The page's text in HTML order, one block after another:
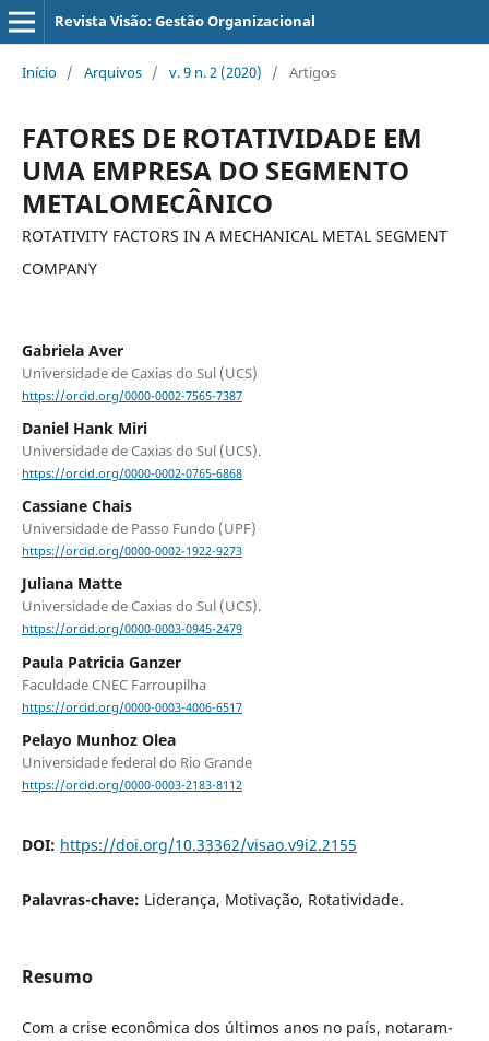
Revista Visão: Gestão Organizacional
Início / Arquivos / v. 9 n. 2 (2020) / Artigos
FATORES DE ROTATIVIDADE EM
UMA EMPRESA DO SEGMENTO
METALOMECÂNICO
ROTATIVITY FACTORS IN A MECHANICAL METAL SEGMENT
COMPANY
Gabriela Aver
Universidade de Caxias do Sul (UCS)
https://orcid.org/0000-0002-7565-7387
Daniel Hank Miri
Universidade de Caxias do Sul (UCS).
https://orcid.org/0000-0002-0765-6868
Cassiane Chais
Universidade de Passo Fundo (UPF)
https://orcid.org/0000-0002-1922-9273
Juliana Matte
Universidade de Caxias do Sul (UCS).
https://orcid.org/0000-0003-0945-2479
Paula Patricia Ganzer
Faculdade CNEC Farroupilha
https://orcid.org/0000-0003-4006-6517
Pelayo Munhoz Olea
Universidade federal do Rio Grande
https://orcid.org/0000-0003-2183-8112
DOI: https://doi.org/10.33362/visao.v9i2.2155
Palavras-chave: Liderança, Motivação, Rotatividade.
Resumo
Com a crise econômica dos últimos anos no país, notaram-